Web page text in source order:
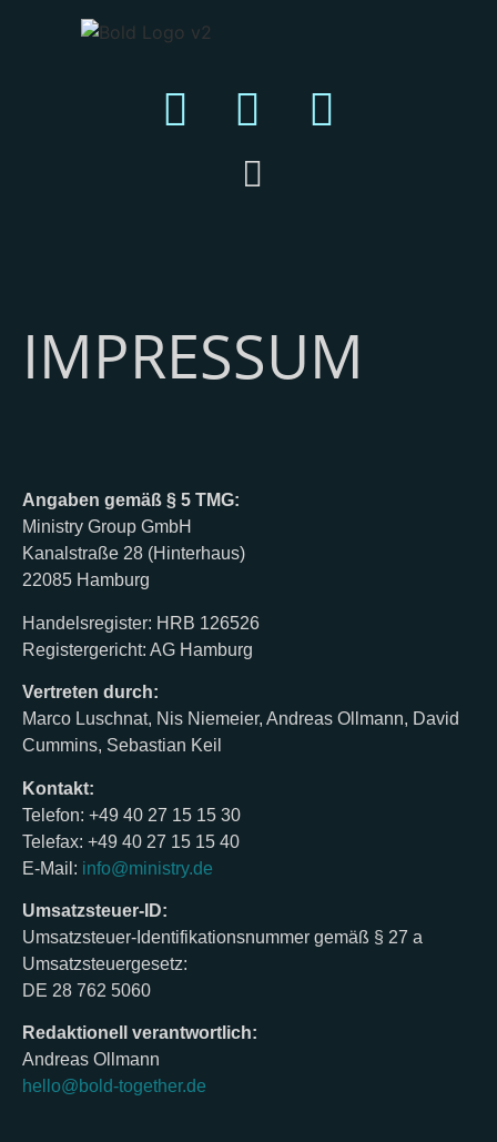
IMPRESSUM
Angaben gemäß § 5 TMG:
Ministry Group GmbH
Kanalstraße 28 (Hinterhaus)
22085 Hamburg
Handelsregister: HRB 126526
Registergericht: AG Hamburg
Vertreten durch:
Marco Luschnat, Nis Niemeier, Andreas Ollmann, David
Cummins, Sebastian Keil
Kontakt:
Telefon: +49 40 27 15 15 30
Telefax: +49 40 27 15 15 40
E-Mail: info@ministry.de
Umsatzsteuer-ID:
Umsatzsteuer-Identifikationsnummer gemäß § 27 a
Umsatzsteuergesetz:
DE 28 762 5060
Redaktionell verantwortlich:
Andreas Ollmann
hello@bold-together.de